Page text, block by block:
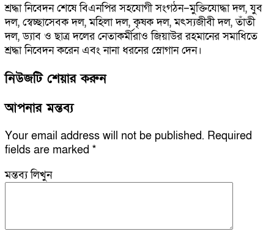
শ্রদ্ধা নিবেদন শেষে বিএনপির সহযোগী সংগঠন–মুক্তিযোদ্ধা দল, যুব
দল, স্বেচ্ছাসেবক দল, মহিলা দল, কৃষক দল, মৎস্যজীবী দল, তাঁতী
দল, ড্যাব ও ছাত্র দলের নেতাকর্মীরাও জিয়াউর রহমানের সমাধিতে
শ্রদ্ধা নিবেদন করেন এবং নানা ধরনের স্লোগান দেন।
নিউজটি শেয়ার করুন
আপনার মন্তব্য
Your email address will not be published. Required
fields are marked *
মন্তব্য লিখুন